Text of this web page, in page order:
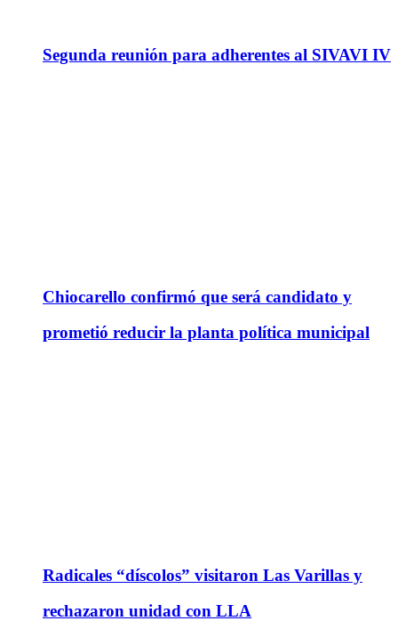
Segunda reunión para adherentes al SIVAVI IV
Chiocarello confirmó que será candidato y
prometió reducir la planta política municipal
Radicales “díscolos” visitaron Las Varillas y
rechazaron unidad con LLA